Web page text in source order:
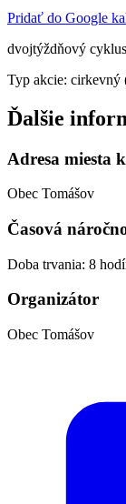
Pridať do Google
dvojtýždňový cyklus
Typ akcie: cirkevný
Ďalšie
Adresa miesta
Obec Tomášov
Časová
Doba trvania: 8
Organizátor
Obec Tomášov